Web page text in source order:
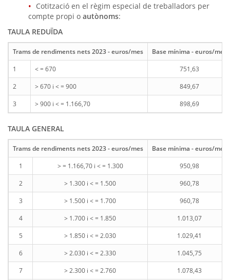
Cotització en el règim especial de treballadors per
compte propi o autònoms:
TAULA REDUÏDA
Trams de rendiments nets 2023 - euros/mes Base mínima - euros/mes
1 < = 670 751,63
2 > 670 i < = 900 849,67
3 > 900 i < = 1.166,70 898,69
TAULA GENERAL
Trams de rendiments nets 2023 - euros/mes Base mínima - euros/mes
1 > = 1.166,70 i < = 1.300 950,98
2 > 1.300 i < = 1.500 960,78
3 > 1.500 i < = 1.700 960,78
4 > 1.700 i < = 1.850 1.013,07
5 > 1.850 i < = 2.030 1.029,41
6 > 2.030 i < = 2.330 1.045,75
7 > 2.300 i < = 2.760 1.078,43